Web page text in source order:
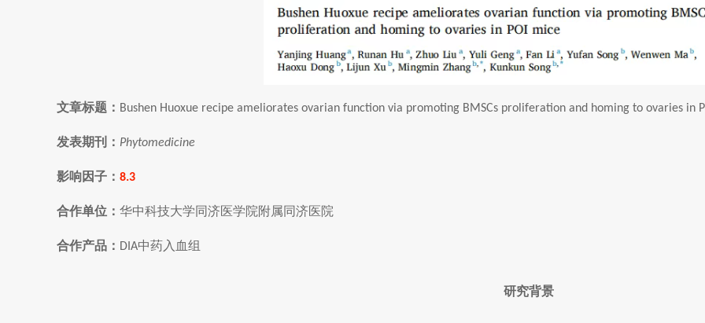
文章标题： Bushen Huoxue recipe ameliorates ovarian function via promoting BMSCs proliferation and homing to ovaries in
发表期刊： Phytomedicine
影响因子： 8.3
合作单位： 华中科技大学同济医学院附属同济医院
合作产品： DIA中药入血组
研究背景